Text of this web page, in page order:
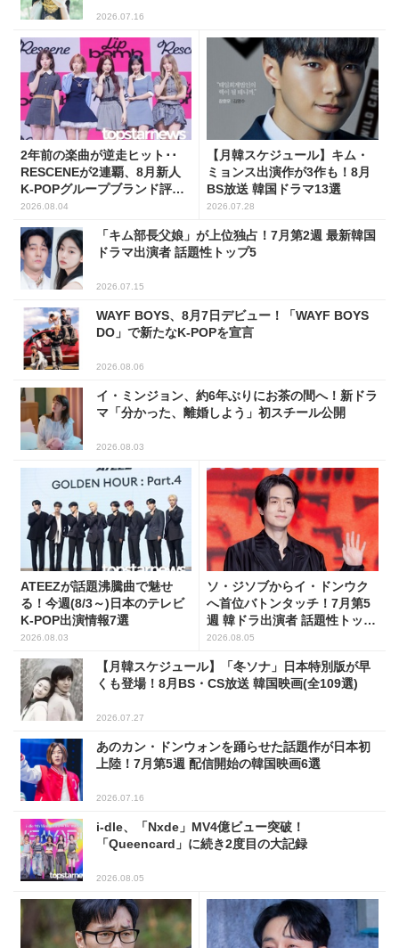
2026.07.16
2年前の楽曲が逆走ヒット･･
RESCENEが2連覇、8月新人
K-POPグループブランド評判
トップ5
2026.08.04
【月韓スケジュール】キム・
ミョンス出演作が3作も！8月
BS放送 韓国ドラマ13選
2026.07.28
「キム部長父娘」が上位独占！7月第2週 最新韓国
ドラマ出演者 話題性トップ5
2026.07.15
WAYF BOYS、8月7日デビュー！「WAYF BOYS
DO」で新たなK-POPを宣言
2026.08.06
イ・ミンジョン、約6年ぶりにお茶の間へ！新ドラ
マ「分かった、離婚しよう」初スチール公開
2026.08.03
ATEEZが話題沸騰曲で魅せ
る！今週(8/3～)日本のテレビ
K-POP出演情報7選
2026.08.03
ソ・ジソブからイ・ドンウク
へ首位バトンタッチ！7月第5
週 韓ドラ出演者 話題性トップ
5
2026.08.05
【月韓スケジュール】「冬ソナ」日本特別版が早
くも登場！8月BS・CS放送 韓国映画(全109選)
2026.07.27
あのカン・ドンウォンを踊らせた話題作が日本初
上陸！7月第5週 配信開始の韓国映画6選
2026.07.16
i-dle、「Nxde」MV4億ビュー突破！
「Queencard」に続き2度目の大記録
2026.08.05